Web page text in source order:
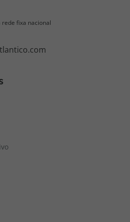
fixa nacional